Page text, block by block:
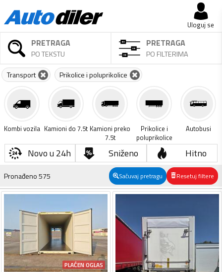
Uloguj se
PRETRAGA
PO TEKSTU
PRETRAGA
PO FILTERIMA
Transport Prikolice i poluprikolice
Kombi vozila Kamioni do 7.5t Kamioni preko
7.5t
Prikolice i
poluprikolice
Autobusi
Novo u 24h Sniženo Hitno
Pronađeno575 Sačuvaj pretragu Resetuj filtere
PLAĆEN OGLAS